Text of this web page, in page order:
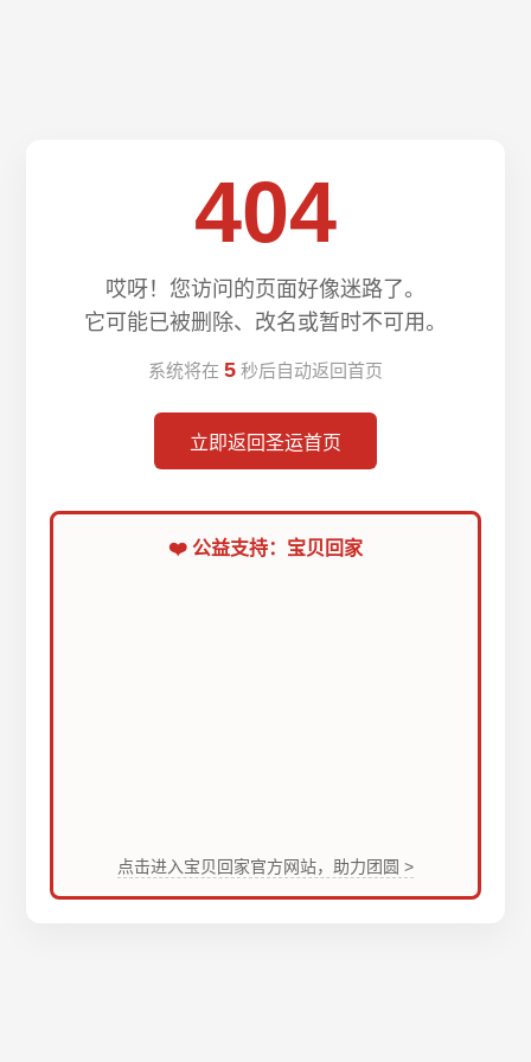
404
哎呀！您访问的页面好像迷路了。
它可能已被删除、改名或暂时不可用。
系统将在 5 秒后自动返回首页
立即返回圣运首页
❤️ 公益支持：宝贝回家
点击进入宝贝回家官方网站，助力团圆 >